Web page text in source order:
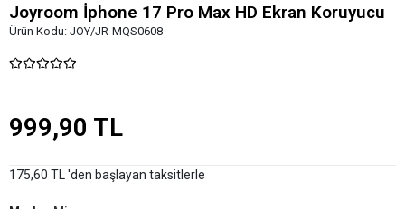
Joyroom İphone 17 Pro Max HD Ekran Koruyucu
Ürün Kodu: JOY/JR-MQS0608
999,90 TL
175,60 TL 'den başlayan taksitlerle